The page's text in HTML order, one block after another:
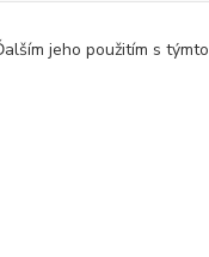
jeho použitím s týmto